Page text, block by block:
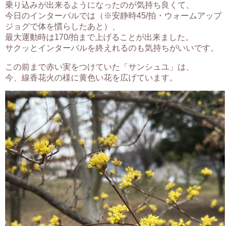
乗り込みが出来るようになったのが気持ち良くて、
今日のインターバルでは（※安静時45/拍・ウォームアップ
ジョグで体を慣らしたあと）、
最大運動時は170/拍まで上げることが出来ました。
サクッとインターバルを終えれるのも気持ちがいいです。
この前まで赤い実をつけていた「サンシュユ」は、
今、線香花火の様に黄色い花を広げています。